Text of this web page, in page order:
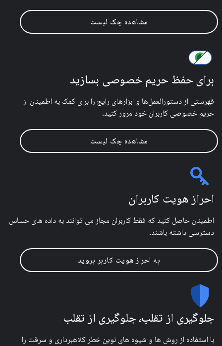
مشاهده چک لیست
برای حفظ حریم خصوصی بسازید
فهرستی از دستورالعمل‌ها و ابزارهای رایج را برای کمک به اطمینان از
حریم خصوصی کاربران خود مرور کنید.
مشاهده چک لیست
احراز هویت کاربران
اطمینان حاصل کنید که فقط کاربران مجاز می توانند به داده های حساس
دسترسی داشته باشند.
به احراز هویت کاربر بروید
جلوگیری از تقلب، جلوگیری از تقلب
با استفاده از روش ها و شیوه های نوین خطر کلاهبرداری و سرقت را